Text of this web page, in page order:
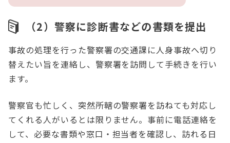
（2）警察に診断書などの書類を提出
事故の処理を行った警察署の交通課に人身事故へ切り
替えたい旨を連絡し、警察署を訪問して手続きを行い
ます。
警察官も忙しく、突然所轄の警察署を訪ねても対応し
てくれる人がいるとは限りません。事前に電話連絡を
して、必要な書類や窓口・担当者を確認し、訪れる日